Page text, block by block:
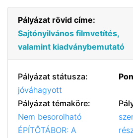
Pályázat rövid címe:
Sajtónyilvános filmvetítés,
valamint kiadványbemutató
Pályázat státusza:
jóváhagyott
Pályázat témaköre:
Nem besorolható
ÉPÍTŐTÁBOR: A